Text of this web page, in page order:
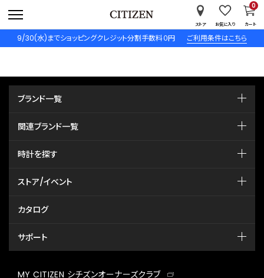
9/30(水)までショッピングクレジット分割手数料０円 ご利用条件はこちら
ストア お気に入り カート
0
ブランド一覧
関連ブランド一覧
時計を探す
ストア/イベント
カタログ
サポート
MY CITIZEN シチズンオーナーズクラブ